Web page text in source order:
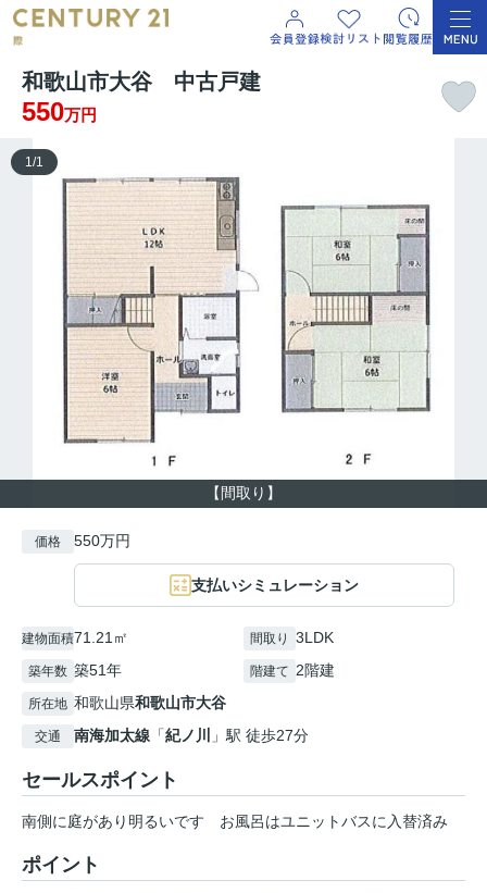
和歌山市大谷 中古戸建
550万円
【間取り】
1/1
価格 550万円
支払いシミュレーション
建物面積71.21㎡ 間取り 3LDK
築年数 築51年 階建て 2階建
所在地 和歌山県和歌山市大谷
交通 南海加太線 「紀ノ川 」駅 徒歩27分
セールスポイント
南側に庭があり明るいです お風呂はユニットバスに入替済み
ポイント